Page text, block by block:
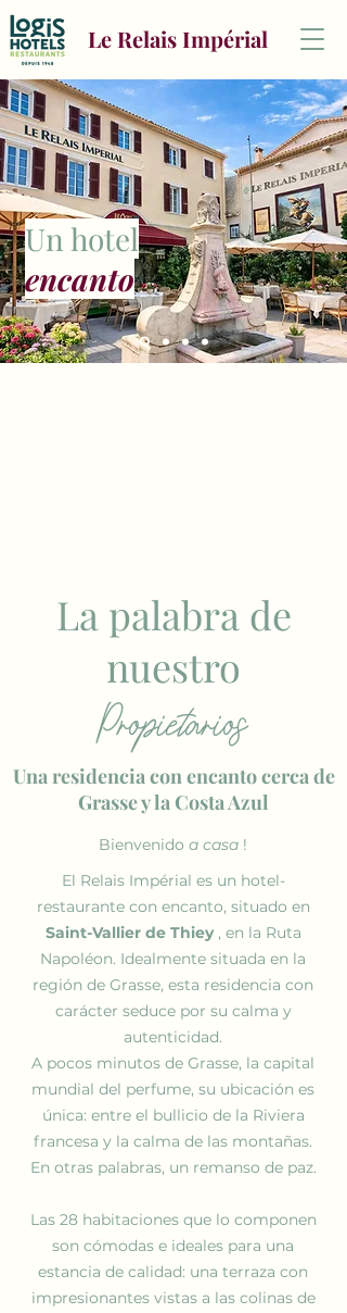
Le Relais Impérial
Un hotel
encanto
La palabra de
nuestro
Propietarios
Una residencia con encanto cerca de
Grasse y la Costa Azul
Bienvenido a casa !
El Relais Impérial es un hotel-
restaurante con encanto, situado en
Saint-Vallier de Thiey, en la Ruta
Napoléon. Idealmente situada en la
región de Grasse, esta residencia con
carácter seduce por su calma y
autenticidad.
A pocos minutos de Grasse, la capital
mundial del perfume, su ubicación es
única: entre el bullicio de la Riviera
francesa y la calma de las montañas.
En otras palabras, un remanso de paz.
Las 28 habitaciones que lo componen
son cómodas e ideales para una
estancia de calidad: una terraza con
impresionantes vistas a las colinas de